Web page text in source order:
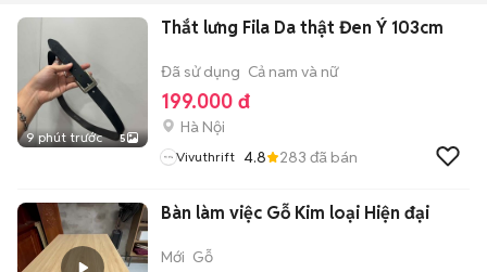
9 phút trước 5
Thắt lưng Fila Da thật Đen Ý 103cm
Đã sử dụng Cả nam và nữ
199.000 đ
Hà Nội
Vivuthrift 4.8 283 đã bán
Bàn làm việc Gỗ Kim loại Hiện đại
Mới Gỗ